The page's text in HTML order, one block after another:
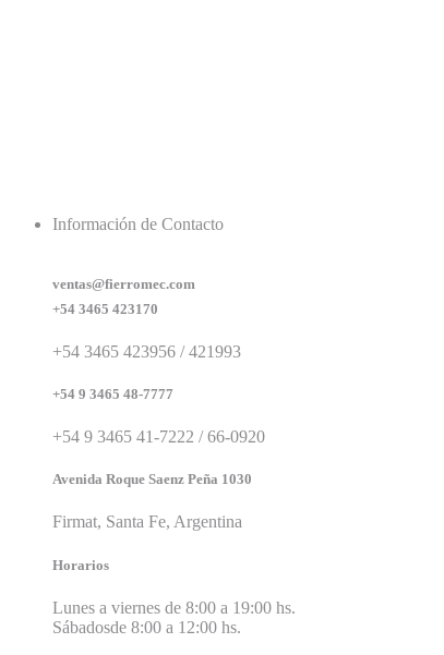
Información de Contacto
ventas@fierromec.com
+54 3465 423170
+54 3465 423956 / 421993
+54 9 3465 48-7777
+54 9 3465 41-7222 / 66-0920
Avenida Roque Saenz Peña 1030
Firmat, Santa Fe, Argentina
Horarios
Lunes a viernes de 8:00 a 19:00 hs.
Sábadosde 8:00 a 12:00 hs.